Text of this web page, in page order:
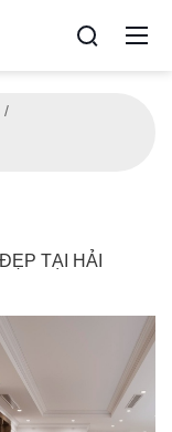
TẠI HẢI